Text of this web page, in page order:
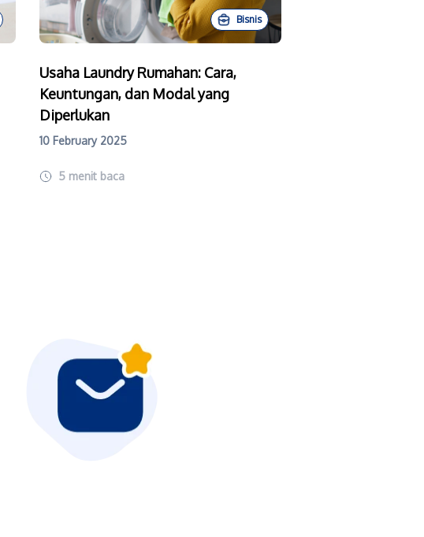
Bisnis
Usaha Laundry Rumahan: Cara,
Keuntungan, dan Modal yang
Diperlukan
10 February 2025
5 menit baca